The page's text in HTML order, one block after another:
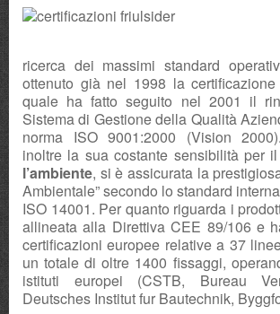
ricerca dei massimi standard
ottenuto già nel 1998 la
quale ha fatto seguito nel 2001 il
Sistema di Gestione della Qualità
norma ISO 9001:2000 (Vision
inoltre la sua costante sensibilità per il
l’ambiente, si è assicurata la
Ambientale” secondo lo standard
ISO 14001. Per quanto riguarda i
allineata alla Direttiva CEE 89/106 e
certificazioni europee relative a 37
un totale di oltre 1400 fissaggi,
istituti europei (CSTB, Bureau
Deutsches Institut fur Bautechnik,